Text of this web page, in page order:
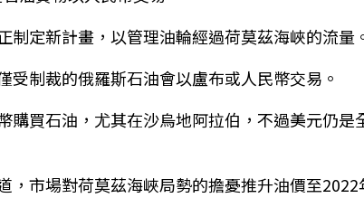
制定新計畫，以管理油輪經過荷莫茲海峽的流量
受制裁的俄羅斯石油會以盧布或人民幣交易。
購買石油，尤其在沙烏地阿拉伯，不過美元仍
，市場對荷莫茲海峽局勢的擔憂推升油價至